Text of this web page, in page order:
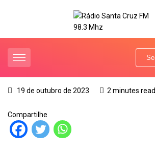
19 de outubro de 2023 2 minutes read
Compartilhe